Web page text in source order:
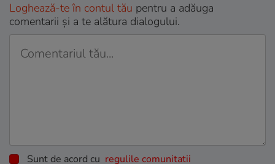
Loghează-te în contul tău pentru a adăuga
comentarii și a te alătura dialogului.
Sunt de acord cu regulile comunitatii